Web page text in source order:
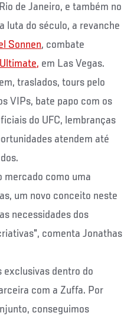
de Janeiro, e também no
luta do século, a revanche
Sonnen, combate
Ultimate, em Las Vegas.
traslados, tours pelo
VIPs, bate papo com os
do UFC, lembranças
atendem até
como uma
um novo conceito neste
necessidades dos
comenta Jonathas
dentro do
com a Zuffa. Por
conseguimos